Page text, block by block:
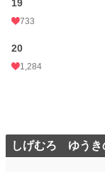
19
733
20
1,284
しげむろ ゆうき